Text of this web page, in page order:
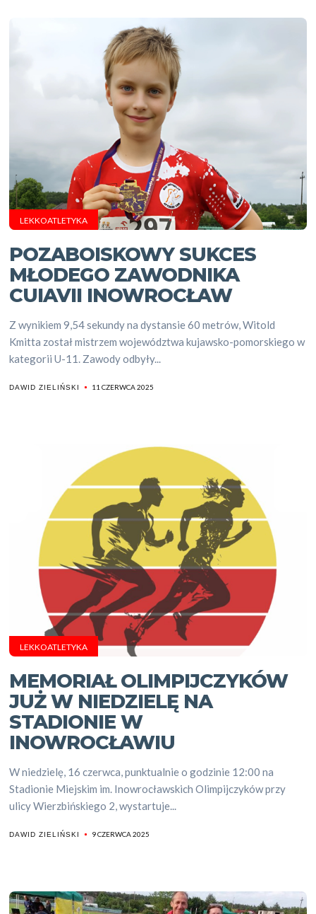
LEKKOATLETYKA
POZABOISKOWY SUKCES
MŁODEGO ZAWODNIKA
CUIAVII INOWROCŁAW
Z wynikiem 9,54 sekundy na dystansie 60 metrów, Witold
Kmitta został mistrzem województwa kujawsko-pomorskiego w
kategorii U-11. Zawody odbyły...
DAWID ZIELIŃSKI 11 CZERWCA 2025
LEKKOATLETYKA
MEMORIAŁ OLIMPIJCZYKÓW
JUŻ W NIEDZIELĘ NA
STADIONIE W
INOWROCŁAWIU
W niedzielę, 16 czerwca, punktualnie o godzinie 12:00 na
Stadionie Miejskim im. Inowrocławskich Olimpijczyków przy
ulicy Wierzbińskiego 2, wystartuje...
DAWID ZIELIŃSKI 9 CZERWCA 2025